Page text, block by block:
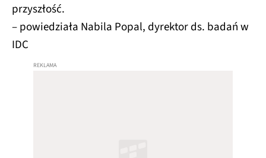
przyszłość.
– powiedziała Nabila Popal, dyrektor ds. badań w
IDC